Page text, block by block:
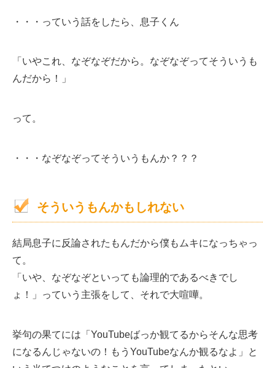
・・・っていう話をしたら、息子くん
「いやこれ、なぞなぞだから。なぞなぞってそういうも
んだから！」
って。
・・・なぞなぞってそういうもんか？？？
そういうもんかもしれない
結局息子に反論されたもんだから僕もムキになっちゃっ
て。
「いや、なぞなぞといっても論理的であるべきでし
ょ！」っていう主張をして、それで大喧嘩。
挙句の果てには「YouTubeばっか観てるからそんな思考
になるんじゃないの！もうYouTubeなんか観るなよ」と